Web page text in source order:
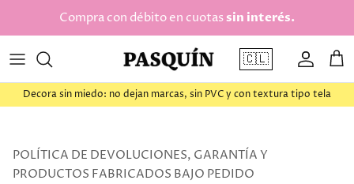
Compra con débito en cuotas sin interés.
🇨🇱 Cuenta
Decora sin miedo: no dejan marcas, sin PVC y con textura tipo tela
POLÍTICA DE DEVOLUCIONES, GARANTÍA Y
PRODUCTOS FABRICADOS BAJO PEDIDO